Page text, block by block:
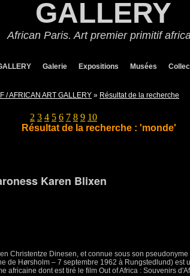
GALLERY
African Paris. Art premier primitif
Galerie Expositions Musées
/ AFRICAN ART GALLERY » Résultat de la recherche
2 3 4 5 6 7 8 9 10
Résultat de la recherche : 'monde'
ss Karen Blixen
Christentze Dinesen, et connue sous son pseudonyme
de Hørsholm – 7 septembre 1962 à Rungstedlund) est
africaine dont est tiré le film Out of Africa : Souvenirs